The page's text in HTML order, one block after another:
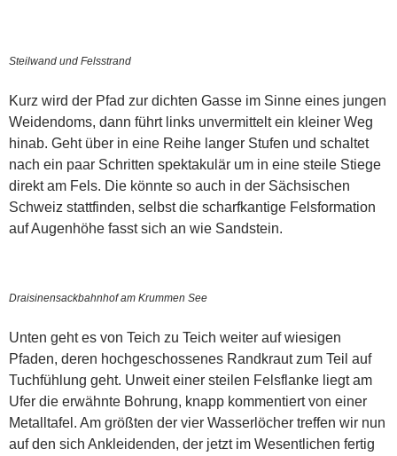
Steilwand und Felsstrand
Kurz wird der Pfad zur dichten Gasse im Sinne eines jungen
Weidendoms, dann führt links unvermittelt ein kleiner Weg
hinab. Geht über in eine Reihe langer Stufen und schaltet
nach ein paar Schritten spektakulär um in eine steile Stiege
direkt am Fels. Die könnte so auch in der Sächsischen
Schweiz stattfinden, selbst die scharfkantige Felsformation
auf Augenhöhe fasst sich an wie Sandstein.
Draisinensackbahnhof am Krummen See
Unten geht es von Teich zu Teich weiter auf wiesigen
Pfaden, deren hochgeschossenes Randkraut zum Teil auf
Tuchfühlung geht. Unweit einer steilen Felsflanke liegt am
Ufer die erwähnte Bohrung, knapp kommentiert von einer
Metalltafel. Am größten der vier Wasserlöcher treffen wir nun
auf den sich Ankleidenden, der jetzt im Wesentlichen fertig